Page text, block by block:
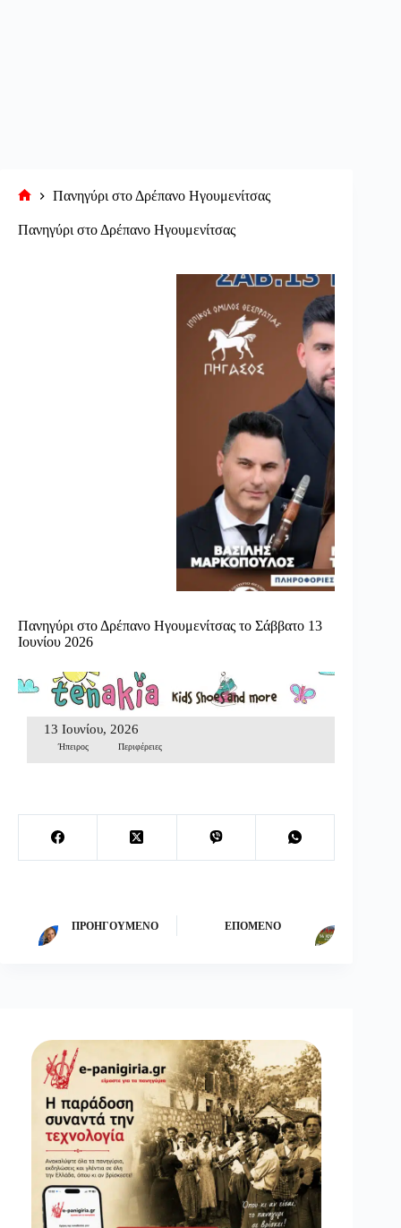
σελίδα
Πανηγύρι στο Δρέπανο Ηγουμενίτσας
Πανηγύρι στο Δρέπανο Ηγουμενίτσας
Πανηγύρι στο Δρέπανο Ηγουμενίτσας το Σάββατο 13
Ιουνίου 2026
13 Ιουνίου, 2026
Ήπειρος Περιφέρειες
ΠΡΟΗΓΟΎΜΕΝΟ ΕΠΌΜΕΝΟ